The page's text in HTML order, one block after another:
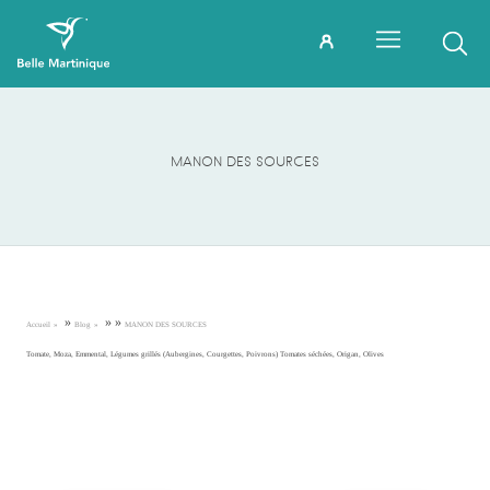
MANON DES SOURCES
Accueil » Blog » » MANON DES SOURCES
Tomate, Moza, Emmental, Légumes grillés (Aubergines, Courgettes, Poivrons) Tomates séchées, Origan, Olives